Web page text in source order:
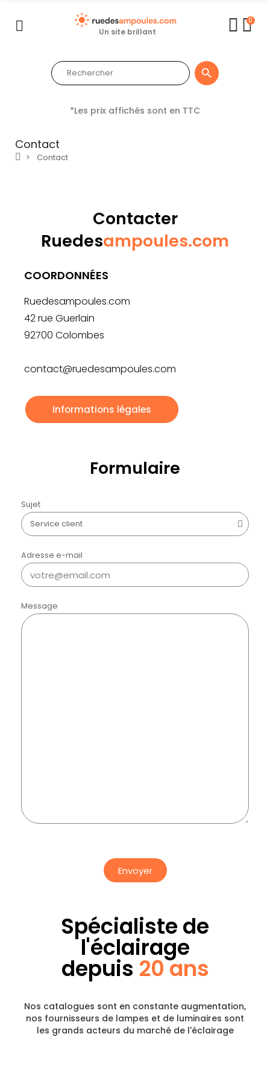
Un site brillant
0

*Les prix affichés sont en TTC
Contact
Contact
Contacter
Ruedesampoules.com
COORDONNÉES
Ruedesampoules.com
42 rue Guerlain
92700 Colombes
contact@ruedesampoules.com
Informations légales
Formulaire
Sujet
Adresse e-mail
Message
Envoyer
Spécialiste de
l'éclairage
depuis 20 ans
Nos catalogues sont en constante augmentation,
nos fournisseurs de lampes et de luminaires sont
les grands acteurs du marché de l'éclairage